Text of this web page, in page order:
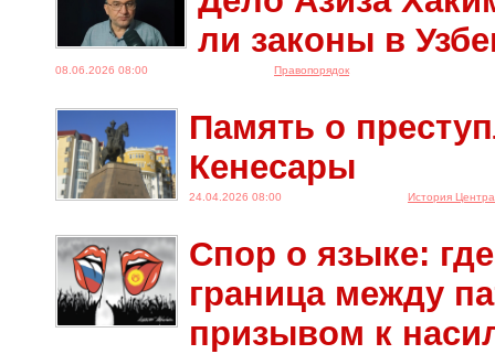
ли законы в
08.06.2026 08:00 Правопорядок
Память о
Кенесары
24.04.2026 08:00 История
Спор о языке:
граница между
призывом к